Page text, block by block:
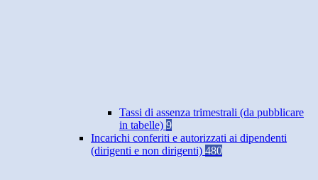
Tassi di assenza trimestrali (da pubblicare
in tabelle) 9
Incarichi conferiti e autorizzati ai dipendenti
(dirigenti e non dirigenti) 480